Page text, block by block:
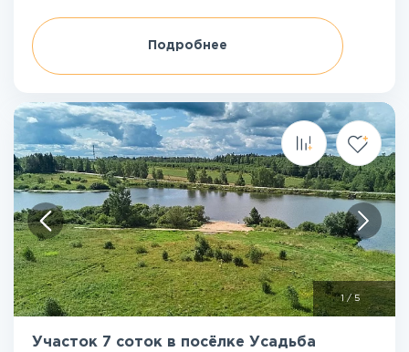
Подробнее
1 / 5
Участок 7 соток в посёлке Усадьба